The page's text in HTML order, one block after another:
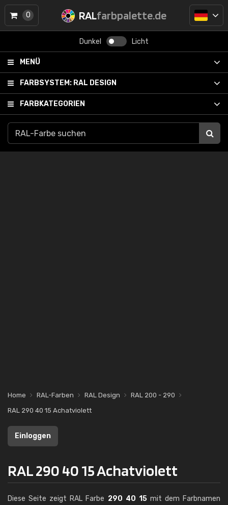
RALfarbpalette.de
Dunkel Licht
MENÜ
FARBSYSTEM: RAL DESIGN
FARBKATEGORIEN
0
Home RAL-Farben RAL Design
RAL 200 - 290
RAL 290 40 15 Achatviolett
Einloggen
RAL 290 40 15 Achatviolett
Diese Seite zeigt RAL Farbe 290 40 15mit dem Farbnamen